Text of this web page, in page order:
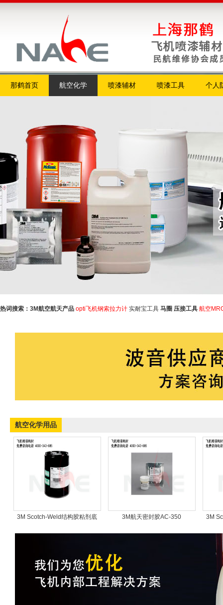
那鹤首页 航空化学 喷漆辅材 喷漆工具 个人
热词搜索： 3M航空航天产品 opti飞机钢索拉力计 实耐宝工具 马圈 压接工具 航空
航空化学用品
3M Scotch-Weld结构胶粘剂底 3M航天密封胶AC-350 3M